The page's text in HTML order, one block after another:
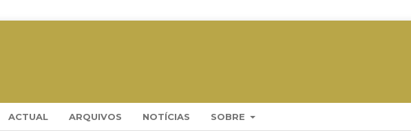
ACTUAL ARQUIVOS NOTÍCIAS SOBRE